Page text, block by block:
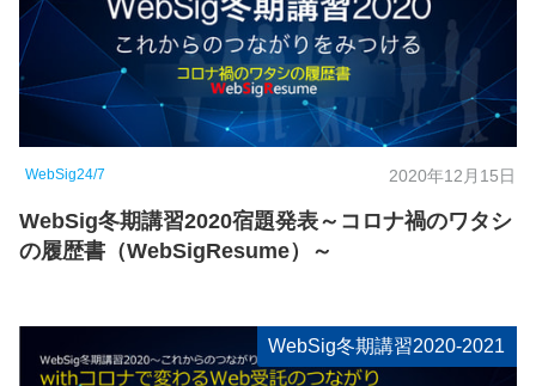
WebSig24/7 2020年12月15日
WebSig冬期講習2020宿題発表～コロナ禍のワタシ
の履歴書（WebSigResume）～
WebSig冬期講習2020-2021